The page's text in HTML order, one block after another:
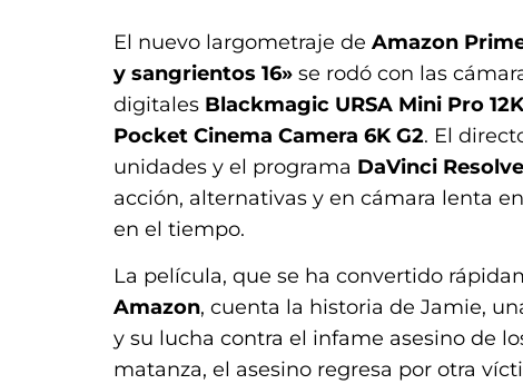
El nuevo largometraje de Amazon
y sangrientos 16» se rodó con las
digitales Blackmagic URSA Mini Pro
Pocket Cinema Camera 6K G2. El
unidades y el programa DaVinci
acción, alternativas y en cámara lenta
en el tiempo.
La película, que se ha convertido
Amazon, cuenta la historia de Jamie,
y su lucha contra el infame asesino de
matanza, el asesino regresa por otra